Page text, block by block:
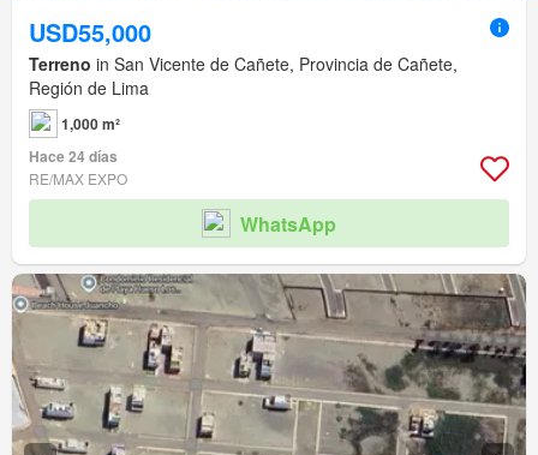
USD55,000
Terreno in San Vicente de Cañete, Provincia de Cañete,
Región de Lima
1,000 m²
Hace 24 días
RE/MAX EXPO
WhatsApp